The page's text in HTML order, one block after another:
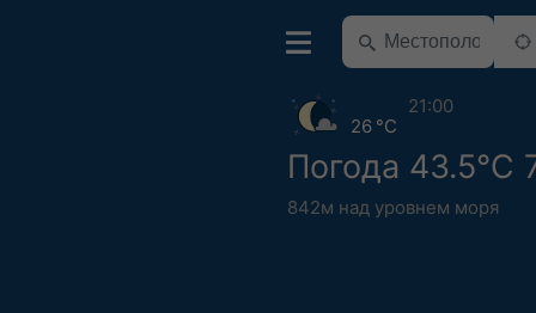
Погода 43.5°С
842м над уровнем моря
26 °C
21:00